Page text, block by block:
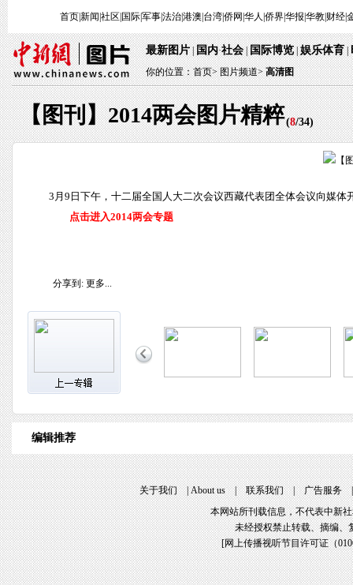
首页|新闻 社区 国际|军事|法治|港澳 台湾|侨网 华人 侨界|华报 华教| 财经|
最新图片|国内·社会|国际博览|娱乐体育|
你的位置：首页>图片频道> 高清图
【图刊】2014两会图片精粹(8/34)
3月9日下午，十二届全国人大二次会议西藏代表团全体会议向媒
点击进入2014两会专题
分享到: 更多...
编辑推荐
关于我们|About us|联系我们|广告服务
本网站所刊载信息，不代表中新
未经授权禁止转载、摘编、
[网上传播视听节目许可证（